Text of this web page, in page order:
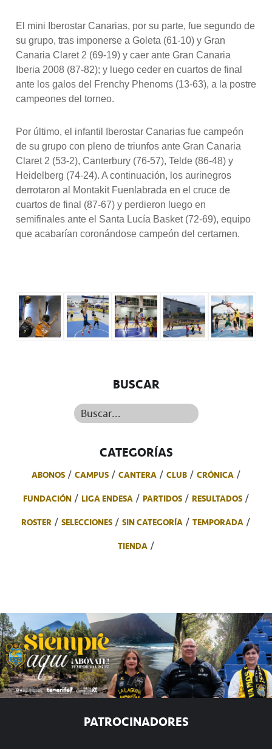
El mini Iberostar Canarias, por su parte, fue segundo de
su grupo, tras imponerse a Goleta (61-10) y Gran
Canaria Claret 2 (69-19) y caer ante Gran Canaria
Iberia 2008 (87-82); y luego ceder en cuartos de final
ante los galos del Frenchy Phenoms (13-63), a la postre
campeones del torneo.
Por último, el infantil Iberostar Canarias fue campeón
de su grupo con pleno de triunfos ante Gran Canaria
Claret 2 (53-2), Canterbury (76-57), Telde (86-48) y
Heidelberg (74-24). A continuación, los aurinegros
derrotaron al Montakit Fuenlabrada en el cruce de
cuartos de final (87-67) y perdieron luego en
semifinales ante el Santa Lucía Basket (72-69), equipo
que acabarían coronándose campeón del certamen.
BUSCAR
Buscar...
CATEGORÍAS
ABONOS CAMPUS CANTERA CLUB
CRÓNICA
FUNDACIÓN
LIGA ENDESA PARTIDOS
RESULTADOS
ROSTER
SELECCIONES SIN CATEGORÍA
TEMPORADA
TIENDA
PATROCINADORES